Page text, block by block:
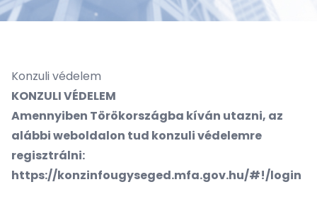
Konzuli védelem
KONZULI VÉDELEM
Amennyiben Törökországba kíván utazni, az
alábbi weboldalon tud konzuli védelemre
regisztrálni:
https://konzinfougyseged.mfa.gov.hu/#!/login